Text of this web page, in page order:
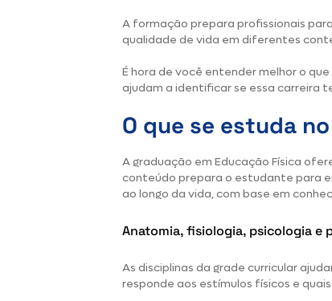
A formação prepara profissionais
qualidade de vida em diferentes
É hora de você entender melhor o
ajudam a identificar se essa carreira
O que se estuda
A graduação em Educação Física
conteúdo prepara o estudante para
ao longo da vida, com base em
Anatomia, fisiologia, psicologia e
As disciplinas da grade curricular
responde aos estímulos físicos e